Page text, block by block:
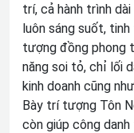
trí, cả hành trình
luôn sáng suốt,
tượng đồng phong
năng soi tỏ, chỉ lối
kinh doanh cũng
Bày trí tượng Tôn
còn giúp công